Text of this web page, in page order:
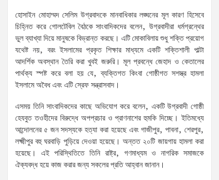
হোসাইন মোহাম্মদ সেলিম উগ্রবাদকে মানবাধিকার লঙ্ঘনের মূল কারণ হিসেবে
চিহ্নিত করে গোলটেবিল বৈঠকে সাংবাদিকদের বলেন, উগ্রবাদীরা ধর্মগ্রন্থের
ভুল ব্যাখ্যা দিয়ে মানুষকে বিভ্রান্ত করছে। এটি মোকাবিলায় শুধু শক্তি প্রয়োগ
যথেষ্ট নয়, বরং ইসলামের প্রকৃত শিক্ষার মাধ্যমে একটি শক্তিশালী পাল্টা
আদর্শিক অবস্থান তৈরি করা খুবই জরুরি। মূল প্রবন্ধে জেহাদ ও কেতালের
পার্থক্য স্পষ্ট করে বলা হয় যে, ব্যক্তিগত কিংবা গোষ্ঠীগত সশস্ত্র হামলা
ইসলামে অবৈধ এবং এটি স্রেফ সন্ত্রাসবাদ।
এসময় তিনি সাংবাদিকদের কাছে অভিযোগ করে বলেন, একটি উগ্রবাদী গোষ্ঠী
হেযবুত তওহীদের বিরুদ্ধে অপপ্রচার ও প্রাণনাশের হুমকি দিচ্ছে। ইতিমধ্যে
আন্দোলনের ৫ জন সদস্যকে হত্যা করা হয়েছে এবং গাজীপুর, পাবনা, শেরপুর,
লক্ষ্মীপুর বহু ঘরবাড়ি পুড়িয়ে দেওয়া হয়েছে। অন্তত ২০টি জায়গায় হামলা করা
হয়েছে। এই পরিস্থিতিতে তিনি রাষ্ট্র, গণমাধ্যম ও নাগরিক সমাজকে
ঐক্যবদ্ধ হয়ে কাজ করার জন্য সকলের প্রতি আহ্বান জানান।